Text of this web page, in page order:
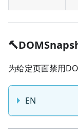
为给定页面禁用
EN